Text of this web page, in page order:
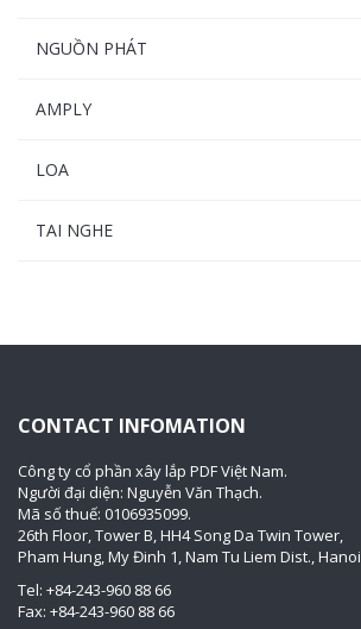
NGUỒN PHÁT
AMPLY
LOA
TAI NGHE
CONTACT INFOMATION
Công ty cổ phần xây lắp PDF Việt Nam.
Người đại diện: Nguyễn Văn Thạch.
Mã số thuế: 0106935099.
26th Floor, Tower B, HH4 Song Da Twin Tower,
Pham Hung, My Đinh 1, Nam Tu Liem Dist., Hanoi
Tel: +84-243-960 88 66
Fax: +84-243-960 88 66